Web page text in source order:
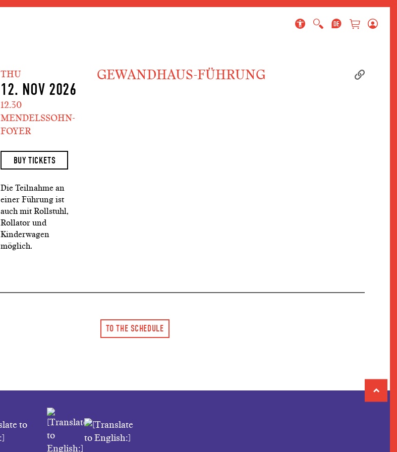
Jump to main section of the page
Jump to schedule
Jump to genre navigation
THU
12. NOV 2026
12.30
MENDELSSOHN-
FOYER
BUY TICKETS
Die Teilnahme an
einer Führung ist
auch mit Rollstuhl,
Rollator und
Kinderwagen
möglich.
GEWANDHAUS-FÜHRUNG
TO THE SCHEDULE